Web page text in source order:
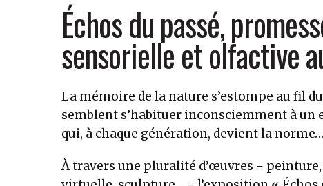
Échos du passé,
sensorielle et olfactive
La mémoire de la nature s’estompe au fil
semblent s’habituer inconsciemment à
qui, à chaque génération, devient la norme…
À travers une pluralité d’œuvres −